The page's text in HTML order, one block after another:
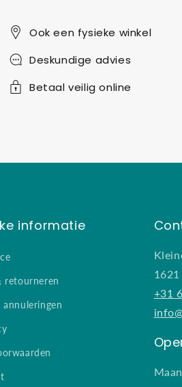
Ook een fysieke winkel
Deskundige advies
Betaal veilig online
informatie
retourneren
+31